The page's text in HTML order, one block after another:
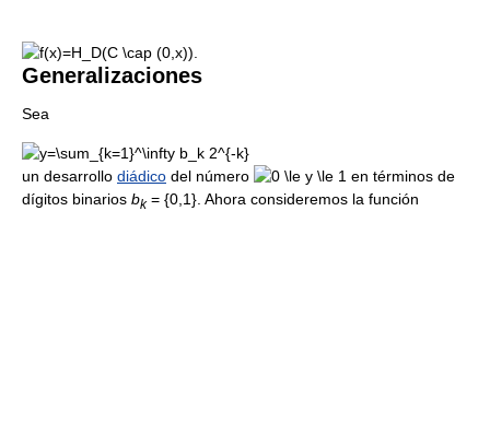
Generalizaciones
Sea
un desarrollo diádico del número
en términos de
dígitos binarios bk= {0,1} . Ahora consideremos la función